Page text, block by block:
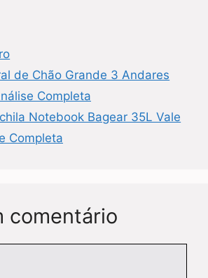
de Chão Grande 3 Andares
Completa
Notebook Bagear 35L Vale
Completa
comentário